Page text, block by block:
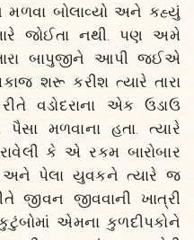
મળવા બોલાવ્યો અને કહ્યું
જોઈતા નથી. પણ અમે
બાપુજીને આપી જઈએ
શરૂ કરીશ ત્યારે તારા
વડોદરાના એક ઉડાઉ
મળવાના હતા. ત્યારે
કે એ રકમ બારોબાર
પેલા યુવકને ત્યારે જ
જીવવાની ખાત્રી
એમના કુળદીપકોને